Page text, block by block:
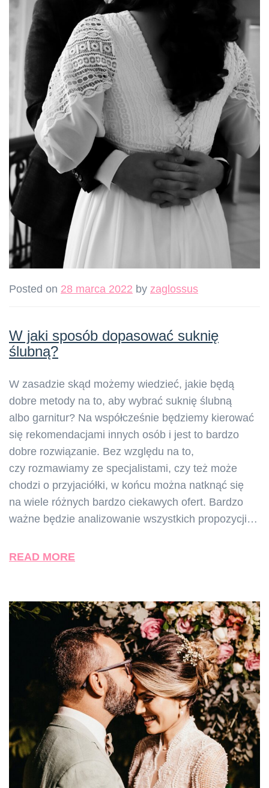
Posted on 28 marca 2022 by zaglossus
W jaki sposób dopasować suknię
ślubną?
W zasadzie skąd możemy wiedzieć, jakie będą
dobre metody na to, aby wybrać suknię ślubną
albo garnitur? Na współcześnie będziemy kierować
się rekomendacjami innych osób i jest to bardzo
dobre rozwiązanie. Bez względu na to,
czy rozmawiamy ze specjalistami, czy też może
chodzi o przyjaciółki, w końcu można natknąć się
na wiele różnych bardzo ciekawych ofert. Bardzo
ważne będzie analizowanie wszystkich propozycji…
READ MORE